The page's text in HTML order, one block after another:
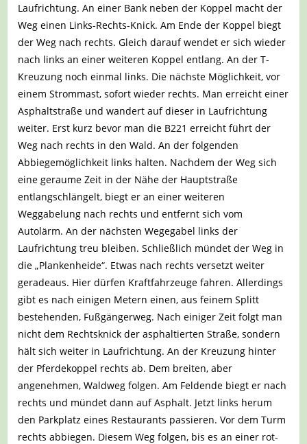
Laufrichtung. An einer Bank neben der Koppel macht der
Weg einen Links-Rechts-Knick. Am Ende der Koppel biegt
der Weg nach rechts. Gleich darauf wendet er sich wieder
nach links an einer weiteren Koppel entlang. An der T-
Kreuzung noch einmal links. Die nächste Möglichkeit, vor
einem Strommast, sofort wieder rechts. Man erreicht einer
Asphaltstraße und wandert auf dieser in Laufrichtung
weiter. Erst kurz bevor man die B221 erreicht führt der
Weg nach rechts in den Wald. An der folgenden
Abbiegemöglichkeit links halten. Nachdem der Weg sich
eine geraume Zeit in der Nähe der Hauptstraße
entlangschlängelt, biegt er an einer weiteren
Weggabelung nach rechts und entfernt sich vom
Autolärm. An der nächsten Wegegabel links der
Laufrichtung treu bleiben. Schließlich mündet der Weg in
die „Plankenheide“. Etwas nach rechts versetzt weiter
geradeaus. Hier dürfen Kraftfahrzeuge fahren. Allerdings
gibt es nach einigen Metern einen, aus feinem Splitt
bestehenden, Fußgängerweg. Nach einiger Zeit folgt man
nicht dem Rechtsknick der asphaltierten Straße, sondern
hält sich weiter in Laufrichtung. An der Kreuzung hinter
der Pferdekoppel rechts ab. Dem breiten, aber
angenehmen, Waldweg folgen. Am Feldende biegt er nach
rechts und mündet dann auf Asphalt. Jetzt links herum
den Parkplatz eines Restaurants passieren. Vor dem Turm
rechts abbiegen. Diesem Weg folgen, bis es an einer rot-